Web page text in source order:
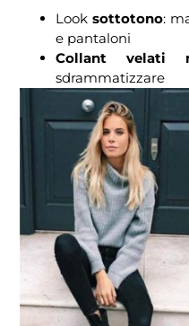
Look sottotono:
e pantaloni
Collant velati
sdrammatizzare